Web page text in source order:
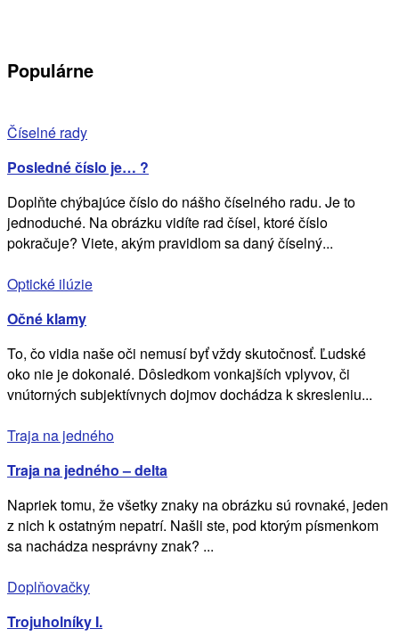
Populárne
Číselné rady
Posledné číslo je… ?
Doplňte chýbajúce číslo do nášho číselného radu. Je to
jednoduché. Na obrázku vidíte rad čísel, ktoré číslo
pokračuje? Viete, akým pravidlom sa daný číselný...
Optické ilúzie
Očné klamy
To, čo vidia naše oči nemusí byť vždy skutočnosť. Ľudské
oko nie je dokonalé. Dôsledkom vonkajších vplyvov, či
vnútorných subjektívnych dojmov dochádza k skresleniu...
Traja na jedného
Traja na jedného – delta
Napriek tomu, že všetky znaky na obrázku sú rovnaké, jeden
z nich k ostatným nepatrí. Našli ste, pod ktorým písmenkom
sa nachádza nesprávny znak? ...
Doplňovačky
Trojuholníky I.